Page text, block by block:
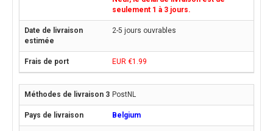
seulement 1 à 3 jours.
2-5 jours ouvrables
EUR €1.99
PostNL
Belgium